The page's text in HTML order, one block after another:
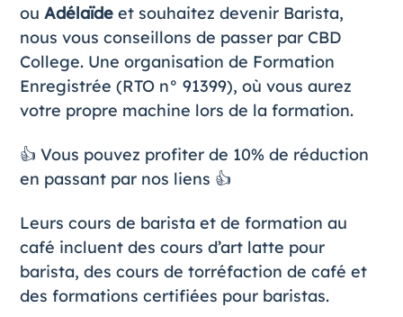
ou Adélaïdeet souhaitez devenir Barista,
nous vous conseillons de passer par CBD
College. Une organisation de Formation
Enregistrée (RTO n° 91399), où vous aurez
votre propre machine lors de la formation.
👍 Vous pouvez profiter de 10% de réduction
en passant par nos liens 👍
Leurs cours de barista et de formation au
café incluent des cours d’art latte pour
barista, des cours de torréfaction de café et
des formations certifiées pour baristas.